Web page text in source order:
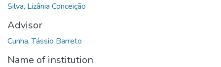
Silva, Lizânia Conceição
Advisor
Cunha, Tássio Barreto
Name of institution